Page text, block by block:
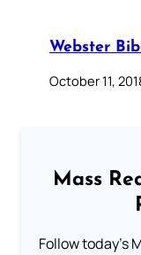
Webster
October 11,
Mass
Follow today's